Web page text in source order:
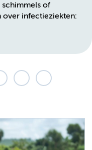
schimmels of
over infectieziekten: